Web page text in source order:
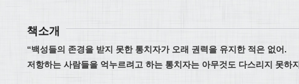
책소개
“백성들의 존경을 받지 못한 통치자가 오래 권력을 유지한 적은 없어 .
저항하는 사람들을 억누르려고 하는 통치자는 아무것도 다스리지 못하지